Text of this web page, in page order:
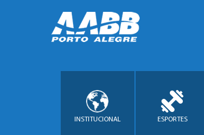
INSTITUCIONAL ESPORTES